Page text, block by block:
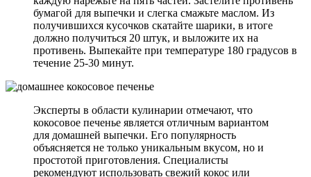
бумагой для выпечки и слегка смажьте маслом. Из
получившихся кусочков скатайте шарики, в итоге
должно получиться 20 штук, и выложите их на
противень. Выпекайте при температуре 180 градусов в
течение 25-30 минут.
Эксперты в области кулинарии отмечают, что
кокосовое печенье является отличным вариантом
для домашней выпечки. Его популярность
объясняется не только уникальным вкусом, но и
простотой приготовления. Специалисты
рекомендуют использовать свежий кокос или